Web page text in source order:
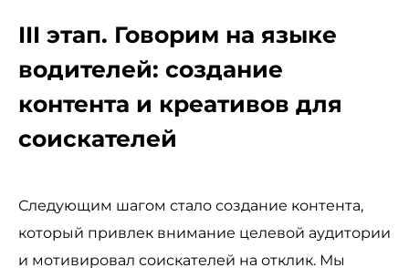
III этап. Говорим на языке
водителей: создание
контента и креативов для
соискателей
Следующим шагом стало создание контента,
который привлек внимание целевой аудитории
и мотивировал соискателей на отклик. Мы